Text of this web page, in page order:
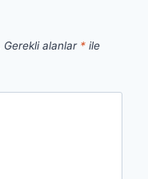
Gerekli alanlar * ile